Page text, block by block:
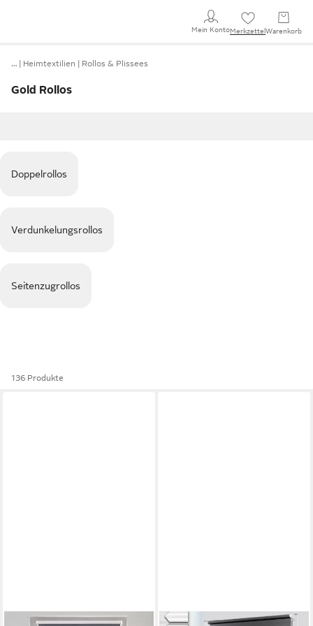
Mein KontoMerkzettel Warenkorb
… Heimtextilien Rollos & Plissees
Gold Rollos
Doppelrollos
Verdunkelungsrollos
Seitenzugrollos
136 Produkte